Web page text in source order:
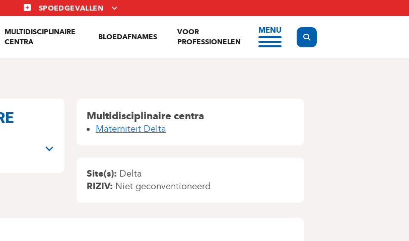
SPOEDGEVALLEN
MULTIDISCIPLINAIRE
CENTRA
BLOEDAFNAMES
VOOR
PROFESSIONELEN
MENU
Display the search form
Multidisciplinaire centra
Materniteit Delta
Site(s) Delta
RIZIV Niet geconventioneerd